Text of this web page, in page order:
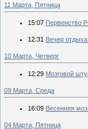
11 Марта, Пятница
15:07 Первенство
12:31 Вечер
10 Марта, Четверг
12:29 Мозговой
09 Марта, Среда
16:09 Весенняя
04 Марта, Пятница